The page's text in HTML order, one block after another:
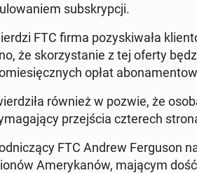
sub­skryp­cji.
FTC firma po­zy­ski­wa­ła
że sko­rzy­sta­nie z tej oferty
opłat
również w pozwie, że
przej­ścia czte­rech
FTC Andrew Fer­gu­son
Ame­ry­ka­nów, mającym